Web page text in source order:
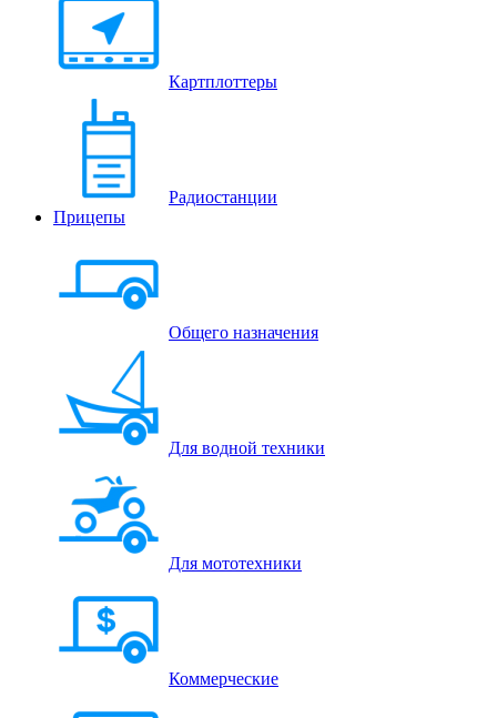
Картплоттеры
Радиостанции
Прицепы
Общего назначения
Для водной техники
Для мототехники
Коммерческие